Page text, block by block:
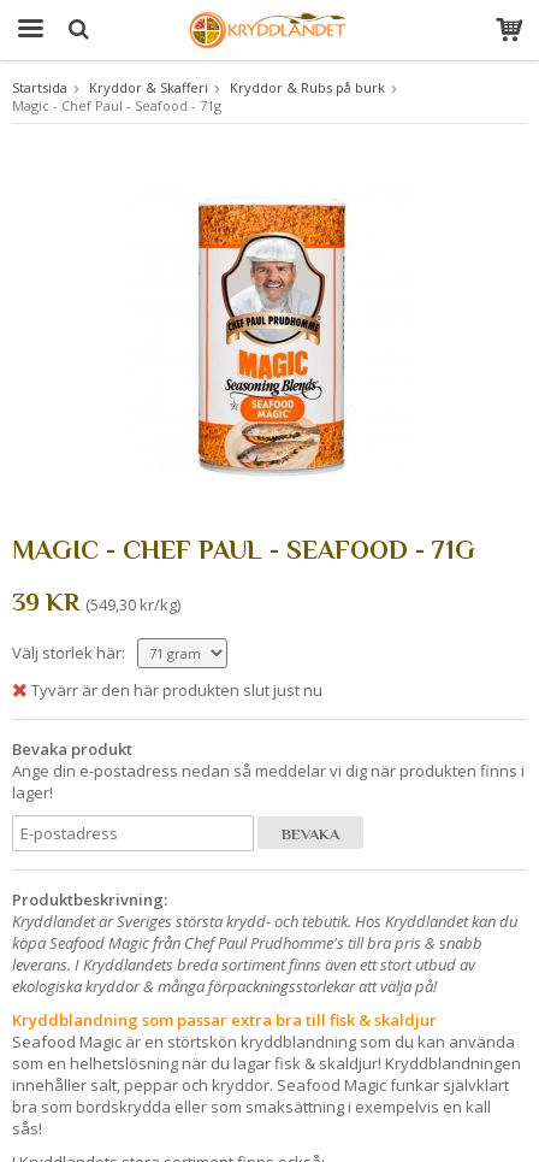
Produkten har blivit tillagd i varukorgen
Startsida Kryddor & Skafferi
Kryddor & Rubs på burk
Magic - Chef Paul - Seafood - 71g
MAGIC - CHEF PAUL - SEAFOOD - 71G
39 KR (549,30 kr/kg)
Välj storlek här:
Tyvärr är den här produkten slut just nu
Bevaka produkt
Ange din e-postadress nedan så meddelar vi dig när produkten finns i
lager!
BEVAKA
Produktbeskrivning:
Kryddlandet är Sveriges största krydd- och tebutik. Hos Kryddlandet kan du
köpa Seafood Magic från Chef Paul Prudhomme's till bra pris & snabb
leverans. I Kryddlandets breda sortiment finns även ett stort utbud av
ekologiska kryddor & många förpackningsstorlekar att välja på!
Kryddblandning som passar extra bra till fisk & skaldjur
Seafood Magic är en störtskön kryddblandning som du kan använda
som en helhetslösning när du lagar fisk & skaldjur! Kryddblandningen
innehåller salt, peppar och kryddor. Seafood Magic funkar självklart
bra som bordskrydda eller som smaksättning i exempelvis en kall
sås!